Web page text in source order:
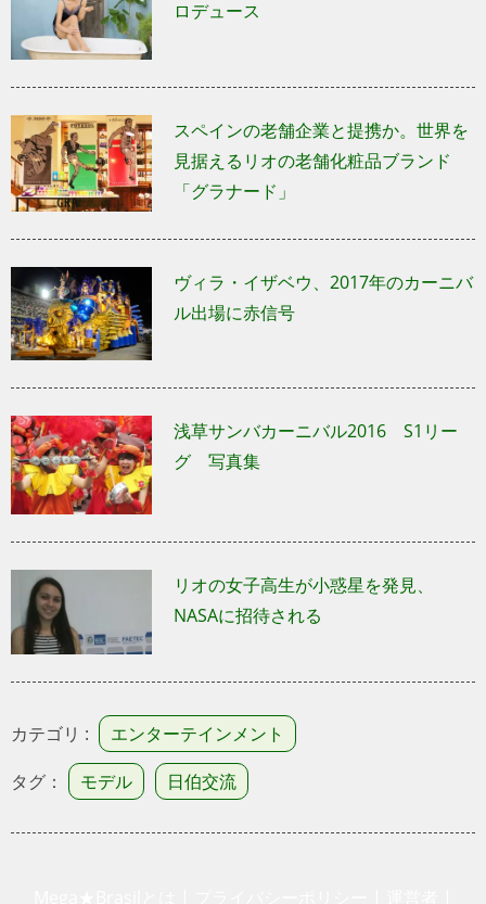
ロデュース
スペインの老舗企業と提携か。世界を
見据えるリオの老舗化粧品ブランド
「グラナード」
ヴィラ・イザベウ、2017年のカーニバ
ル出場に赤信号
浅草サンバカーニバル2016 S1リー
グ 写真集
リオの女子高生が小惑星を発見、
NASAに招待される
カテゴリ : エンターテインメント
タグ： モデル 日伯交流